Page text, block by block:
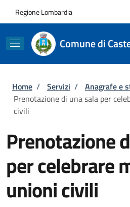
Regione Lombardia
Comune di
Briciole di pane
Home / Servizi / Anagrafe e
Prenotazione di una sala per
civili
Prenotazione
per celebrare
unioni civili